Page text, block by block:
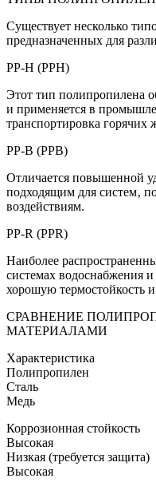
Существует несколько
предназначенных для
PP-H (PPH)
Этот тип полипропилена
и применяется в
транспортировка
PP-B (PPB)
Отличается повышенной
подходящим для систем‚
воздействиям.
PP-R (PPR)
Наиболее
системах водоснабжения
хорошую термостойкость
СРАВНЕНИЕ
МАТЕРИАЛАМИ
Характеристика
Полипропилен
Сталь
Медь
Коррозионная стойкость
Высокая
Низкая (требуется защита)
Высокая